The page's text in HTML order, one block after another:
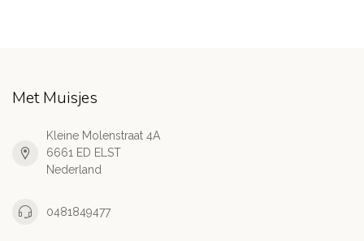
Met Muisjes
Kleine Molenstraat 4A
6661 ED ELST
Nederland
0481849477